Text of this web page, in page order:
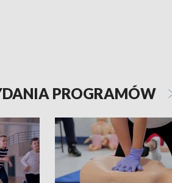
PROGRAMÓW